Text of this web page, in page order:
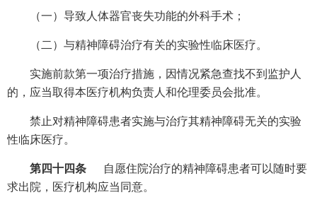
（一）导致人体器官丧失功能的外科手术；
（二）与精神障碍治疗有关的实验性临床医疗。
实施前款第一项治疗措施，因情况紧急查找不到监护人
的，应当取得本医疗机构负责人和伦理委员会批准。
禁止对精神障碍患者实施与治疗其精神障碍无关的实验
性临床医疗。
第四十四条
自愿住院治疗的精神障碍患者可以随时要
求出院，医疗机构应当同意。